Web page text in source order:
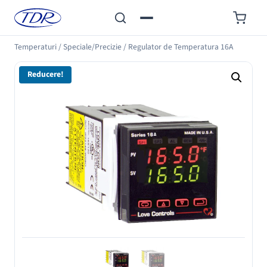
Temperaturi/Speciale/Precizie/ Regulator de Temperatura 16A
Reducere!